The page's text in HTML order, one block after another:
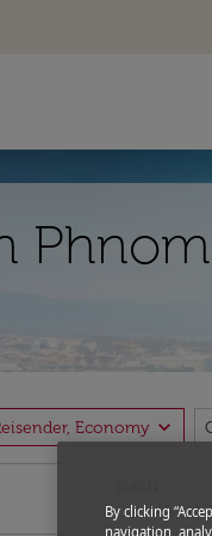
Economy expand_more
By clicking
navigation,